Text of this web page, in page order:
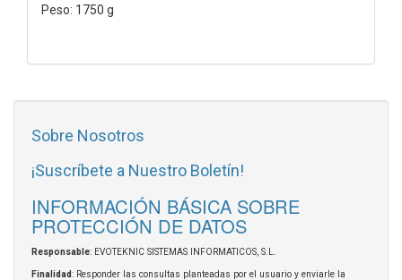
Peso: 1750 g
Sobre Nosotros
¡Suscríbete a Nuestro Boletín!
INFORMACIÓN BÁSICA SOBRE
PROTECCIÓN DE DATOS
Responsable: EVOTEKNIC SISTEMAS INFORMATICOS, S.L.
Finalidad: Responder las consultas planteadas por el usuario y enviarle la